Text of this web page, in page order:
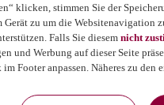
klicken, stimmen Sie der
zu um die Websitenavigation
Falls Sie diesemnicht
und Werbung auf dieser Seite
Footer anpassen. Näheres zu den